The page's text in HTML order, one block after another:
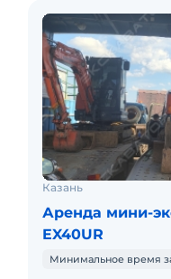
Казань
Аренда мини-
EX40UR
Минимальное время